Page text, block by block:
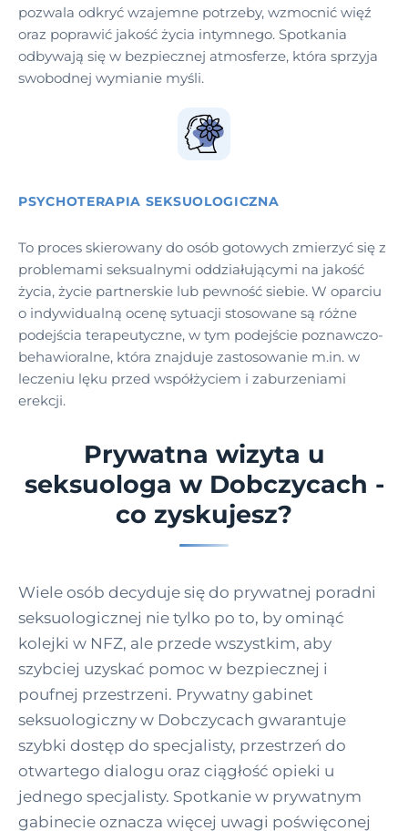
pozwala odkryć wzajemne potrzeby, wzmocnić więź
oraz poprawić jakość życia intymnego. Spotkania
odbywają się w bezpiecznej atmosferze, która sprzyja
swobodnej wymianie myśli.
PSYCHOTERAPIA SEKSUOLOGICZNA
To proces skierowany do osób gotowych zmierzyć się z
problemami seksualnymi oddziałującymi na jakość
życia, życie partnerskie lub pewność siebie. W oparciu
o indywidualną ocenę sytuacji stosowane są różne
podejścia terapeutyczne, w tym podejście poznawczo-
behawioralne, która znajduje zastosowanie m.in. w
leczeniu lęku przed współżyciem i zaburzeniami
erekcji.
Prywatna wizyta u
seksuologa w Dobczycach -
co zyskujesz?
Wiele osób decyduje się do prywatnej poradni
seksuologicznej nie tylko po to, by ominąć
kolejki w NFZ, ale przede wszystkim, aby
szybciej uzyskać pomoc w bezpiecznej i
poufnej przestrzeni. Prywatny gabinet
seksuologiczny w Dobczycach gwarantuje
szybki dostęp do specjalisty, przestrzeń do
otwartego dialogu oraz ciągłość opieki u
jednego specjalisty. Spotkanie w prywatnym
gabinecie oznacza więcej uwagi poświęconej